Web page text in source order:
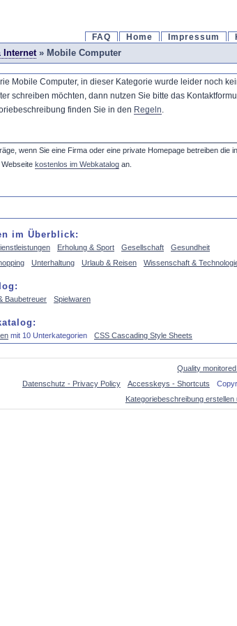
FAQ Home Impressum
Internet» Mobile Computer
Mobile Computer, in dieser Kategorie wurde leider noch
schreiben möchten, dann nutzen Sie bitte das
finden Sie in den Regeln
wenn Sie eine Firma oder eine private Homepage betreiben die
kostenlos im Webkatalog an.
im Überblick:
Erholung & Sport Gesellschaft
Gesundheit
Unterhaltung Urlaub & Reisen Wissenschaft &
Baubetreuer Spielwaren
mit 10 Unterkategorien CSS Cascading Style Sheets
Quality
Datenschutz - Privacy Policy
Accesskeys - Shortcuts
Kategoriebeschreibung